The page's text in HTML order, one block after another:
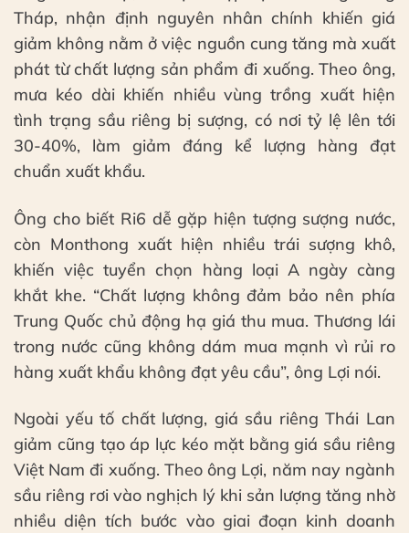
Tháp, nhận định nguyên nhân chính khiến giá
giảm không nằm ở việc nguồn cung tăng mà xuất
phát từ chất lượng sản phẩm đi xuống. Theo ông,
mưa kéo dài khiến nhiều vùng trồng xuất hiện
tình trạng sầu riêng bị sượng, có nơi tỷ lệ lên tới
30-40%, làm giảm đáng kể lượng hàng đạt
chuẩn xuất khẩu.
Ông cho biết Ri6 dễ gặp hiện tượng sượng nước,
còn Monthong xuất hiện nhiều trái sượng khô,
khiến việc tuyển chọn hàng loại A ngày càng
khắt khe. “Chất lượng không đảm bảo nên phía
Trung Quốc chủ động hạ giá thu mua. Thương lái
trong nước cũng không dám mua mạnh vì rủi ro
hàng xuất khẩu không đạt yêu cầu”, ông Lợi nói.
Ngoài yếu tố chất lượng, giá sầu riêng Thái Lan
giảm cũng tạo áp lực kéo mặt bằng giá sầu riêng
Việt Nam đi xuống. Theo ông Lợi, năm nay ngành
sầu riêng rơi vào nghịch lý khi sản lượng tăng nhờ
nhiều diện tích bước vào giai đoạn kinh doanh